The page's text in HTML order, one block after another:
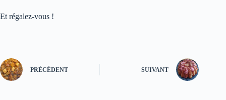
Et régalez-vous !
PRÉCÉDENT SUIVANT